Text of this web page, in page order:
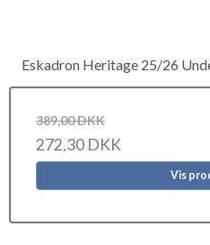
Eskadron Heritage 25/26
389,00 DKK
272,30 DKK
Vis